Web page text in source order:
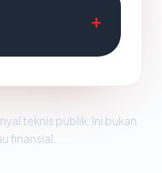
teknis publik. Ini bukan
finansial.